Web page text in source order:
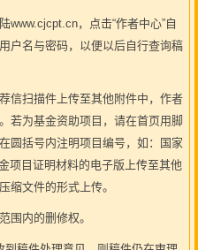
，点击“作者中心”自
户名与密码，以便以后自行查询稿
扫描件上传至其他附件中，作者
若为基金资助项目，请在首页用脚
圆括号内注明项目编号，如：国家
项目证明材料的电子版上传至其他
缩文件的形式上传。
内的删修权。